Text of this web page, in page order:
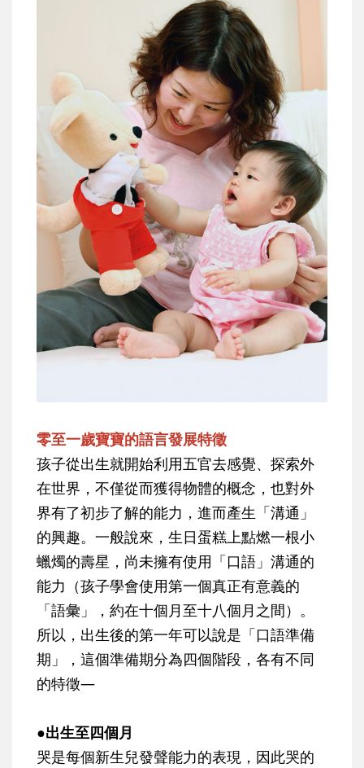
零至一歲寶寶的語言發展特徵
孩子從出生就開始利用五官去感覺、探索外
在世界，不僅從而獲得物體的概念，也對外
界有了初步了解的能力，進而產生「溝通」
的興趣。一般說來，生日蛋糕上點燃一根小
蠟燭的壽星，尚未擁有使用「口語」溝通的
能力（孩子學會使用第一個真正有意義的
「語彙」，約在十個月至十八個月之間）。
所以，出生後的第一年可以說是「口語準備
期」，這個準備期分為四個階段，各有不同
的特徵—
●出生至四個月
哭是每個新生兒發聲能力的表現，因此哭的